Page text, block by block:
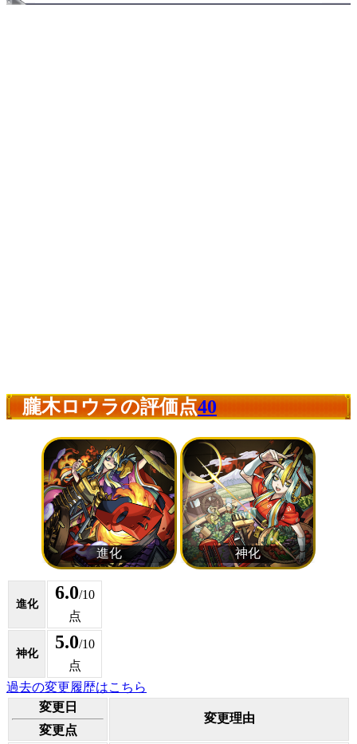
朧木ロウラの評価点40
進化
6.0/10
点
神化
5.0/10
点
過去の変更履歴はこちら
変更日
変更点
変更理由